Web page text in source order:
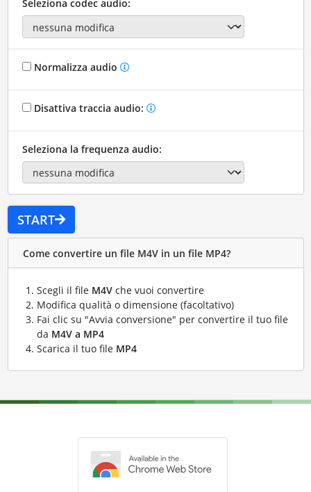
Seleziona codec audio:
Normalizza audio
Disattiva traccia audio:
Seleziona la frequenza audio:
START
Come convertire un file M4V in un file MP4?
Scegli il file M4Vche vuoi convertire
Modifica qualità o dimensione (facoltativo)
Fai clic su "Avvia conversione" per convertire il tuo file
da M4V a MP4
Scarica il tuo file MP4